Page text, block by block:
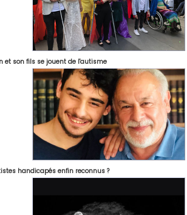
et son fils se jouent de l'autisme
handicapés enfin reconnus ?